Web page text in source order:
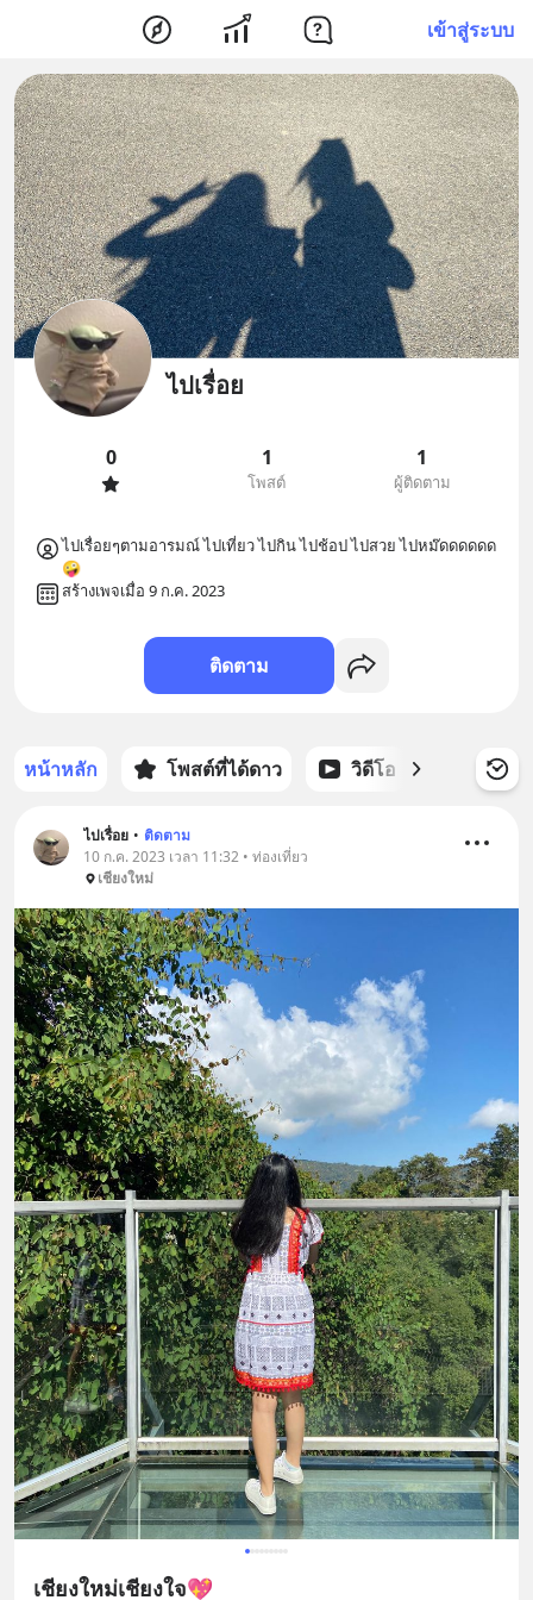
เข้าสู่ระบบ
ไปเรื่อย
0 1
โพสต์
1
ผู้ติดตาม
ไปเรื่อยๆตามอารมณ์ ไปเที่ยว ไปกิน ไปช้อป ไปสวย ไปหม๊ดดดดดด
🤪
สร้างเพจเมื่อ 9 ก.ค. 2023
ติดตาม
หน้าหลัก โพสต์ที่ได้ดาว วิดีโอ พอดแ
ไปเรื่อย • ติดตาม
10 ก.ค. 2023 เวลา 11:32 • ท่องเที่ยว
เชียงใหม่
เชียงใหม่เชียงใจ💖